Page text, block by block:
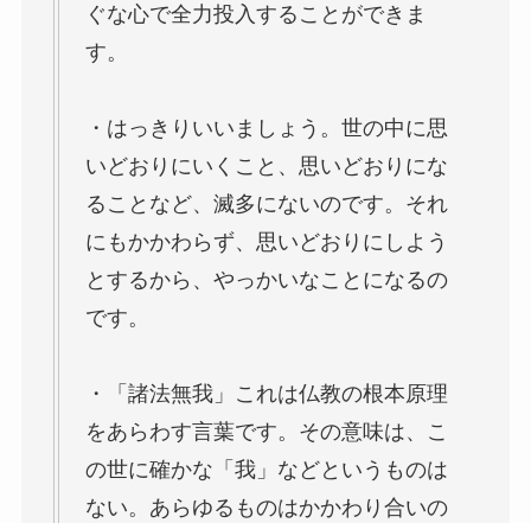
ぐな心で全力投入することができま
す。
・はっきりいいましょう。世の中に思
いどおりにいくこと、思いどおりにな
ることなど、滅多にないのです。それ
にもかかわらず、思いどおりにしよう
とするから、やっかいなことになるの
です。
・「諸法無我」これは仏教の根本原理
をあらわす言葉です。その意味は、こ
の世に確かな「我」などというものは
ない。あらゆるものはかかわり合いの